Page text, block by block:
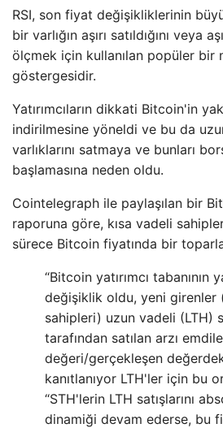
RSI, son fiyat değişikliklerinin
bir varlığın aşırı satıldığını veya
ölçmek için kullanılan popüler bir
göstergesidir.
Yatırımcıların dikkati Bitcoin'in
indirilmesine yöneldi ve bu da
varlıklarını satmaya ve bunları
başlamasına neden oldu.
Cointelegraph ile paylaşılan bir
raporuna göre, kısa vadeli
sürece Bitcoin fiyatında bir
“Bitcoin yatırımcı tabanının
değişiklik oldu, yeni girenler
sahipleri) uzun vadeli (LTH)
tarafından satılan arzı
değeri/gerçekleşen
kanıtlanıyor LTH'ler için bu
“STH'lerin LTH satışlarını
dinamiği devam ederse, bu